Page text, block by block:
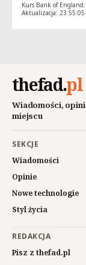
Kurs Bank of
Aktualizacja:
thefad.pl
Wiadomości,
miejscu
SEKCJE
Wiadomości
Opinie
Nowe technologie
Styl życia
REDAKCJA
Pisz z thefad.pl